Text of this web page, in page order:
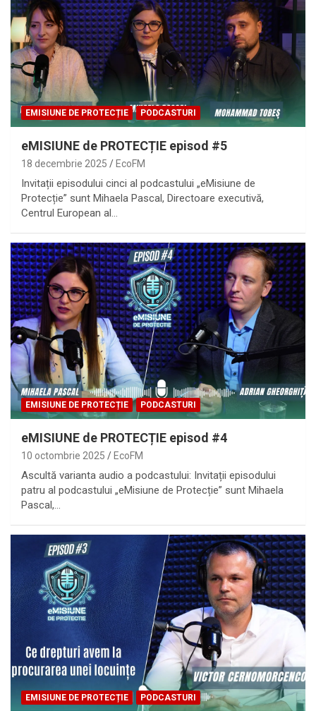
EMISIUNE DE PROTECȚIE PODCASTURI
eMISIUNE de PROTECȚIE episod #5
18 decembrie 2025 EcoFM
Invitații episodului cinci al podcastului „eMisiune de
Protecție” sunt Mihaela Pascal, Directoare executivă,
Centrul European al…
EMISIUNE DE PROTECȚIE PODCASTURI
eMISIUNE de PROTECȚIE episod #4
10 octombrie 2025 EcoFM
Ascultă varianta audio a podcastului: Invitații episodului
patru al podcastului „eMisiune de Protecție” sunt Mihaela
Pascal,…
EMISIUNE DE PROTECȚIE PODCASTURI